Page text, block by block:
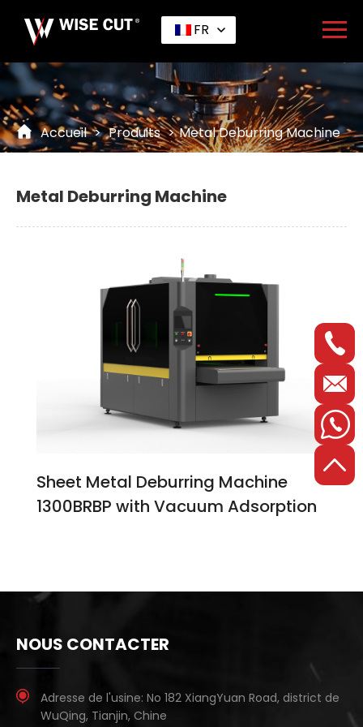
FR
Accueil > Produits > Metal Deburring Machine
Metal Deburring Machine
Sheet Metal Deburring Machine
1300BRBP with Vacuum Adsorption
NOUS CONTACTER
Adresse de l'usine: No 182 XiangYuan Road, district de
WuQing, Tianjin, Chine